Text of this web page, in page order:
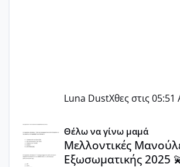
Luna DustΧθες στις 05:51
Μελλοντικές Μανούλες
Θέλω να γίνω μαμά
Μελλοντικές
Εξωσωματικής 2025